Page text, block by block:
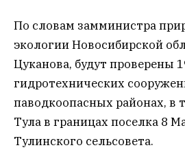
По словам замминистра
экологии Новосибирской
Цуканова, будут проверены
гидротехнических
паводкоопасных районах, в
Тула в границах поселка 8
Тулинского сельсовета.